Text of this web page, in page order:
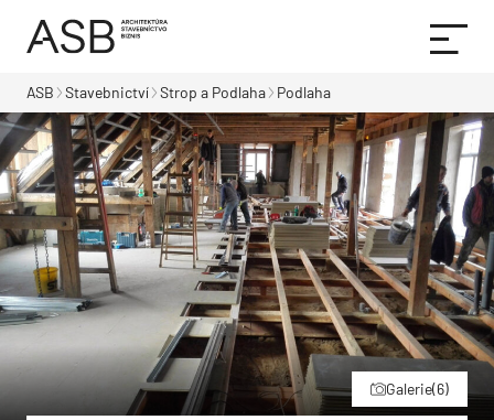
ASB Stavebnictví Strop a Podlaha Podlaha
Galerie(6)